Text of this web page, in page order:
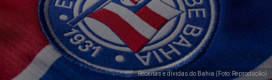
Receitas e dívidas do Bahia (Foto: Reprodução)